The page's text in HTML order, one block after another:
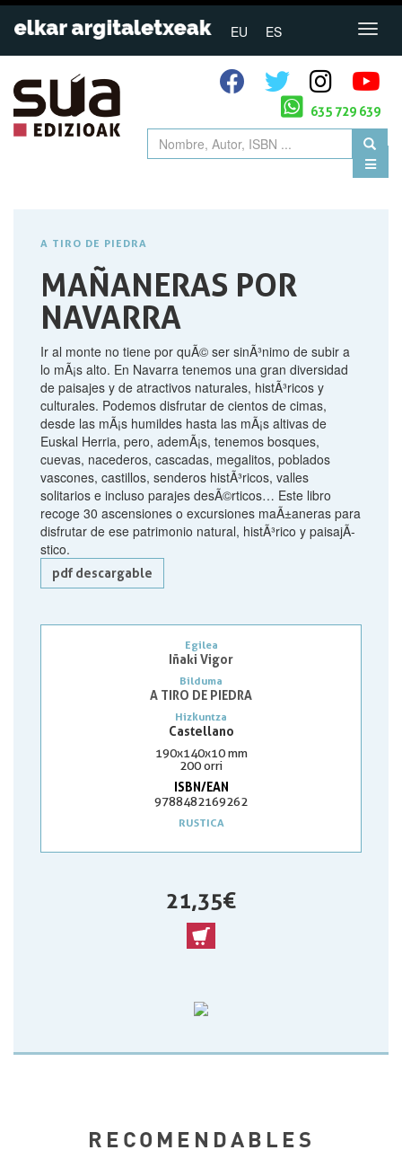
EU ES
635 729 639
A TIRO DE PIEDRA
MAÑANERAS POR
NAVARRA
Ir al monte no tiene por quÃ© ser sinÃ³nimo de subir a
lo mÃ¡s alto. En Navarra tenemos una gran diversidad
de paisajes y de atractivos naturales, histÃ³ricos y
culturales. Podemos disfrutar de cientos de cimas,
desde las mÃ¡s humildes hasta las mÃ¡s altivas de
Euskal Herria, pero, ademÃ¡s, tenemos bosques,
cuevas, nacederos, cascadas, megalitos, poblados
vascones, castillos, senderos histÃ³ricos, valles
solitarios e incluso parajes desÃ©rticos… Este libro
recoge 30 ascensiones o excursiones maÃ±aneras para
disfrutar de ese patrimonio natural, histÃ³rico y paisajÃ­
stico.
pdf descargable
Egilea
Iñaki Vigor
Bilduma
A TIRO DE PIEDRA
Hizkuntza
Castellano
190x140x10 mm
200 orri
ISBN/EAN
9788482169262
RUSTICA
21,35 €
RECOMENDABLES